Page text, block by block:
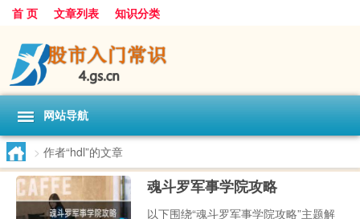
首 页 文章列表 知识分类
网站导航
> 作者“hdl”的文章
魂斗罗军事学院攻略
以下围绕“魂斗罗军事学院攻略”主题解